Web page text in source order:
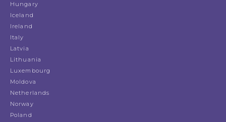
Hungary
Iceland
Ireland
Italy
Latvia
Lithuania
Luxembourg
Moldova
Netherlands
Norway
Poland